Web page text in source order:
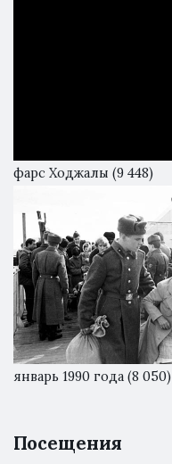
фарс Ходжалы (9 448)
январь 1990 года (8 050)
Посещения